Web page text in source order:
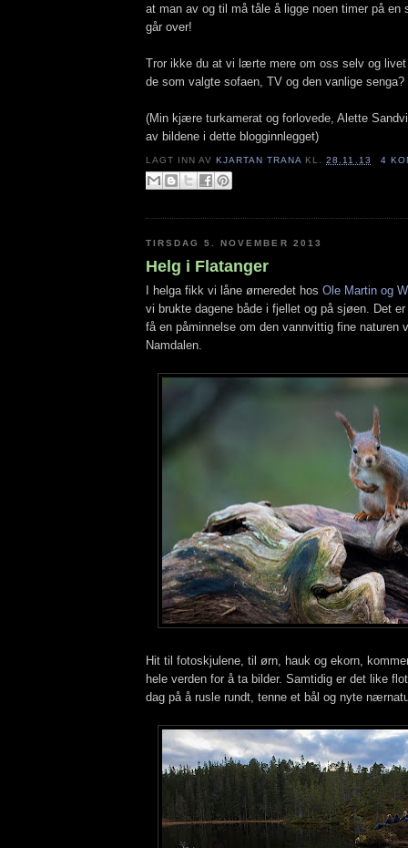
at man av og til må tåle å ligge noen timer på en
går over!
Tror ikke du at vi lærte mere om oss selv og livet
de som valgte sofaen, TV og den vanlige senga?
(Min kjære turkamerat og forlovede, Alette
av bildene i dette blogginnlegget)
LAGT INN AVKJARTAN TRANA KL.28.11.13 4
TIRSDAG 5. NOVEMBER 2013
Helg i Flatanger
I helga fikk vi låne ørneredet hos Ole Martin og
vi brukte dagene både i fjellet og på sjøen. Det
få en påminnelse om den vannvittig fine naturen
Namdalen.
Hit til fotoskjulene, til ørn, hauk og ekorn,
hele verden for å ta bilder. Samtidig er det like
dag på å rusle rundt, tenne et bål og nyte